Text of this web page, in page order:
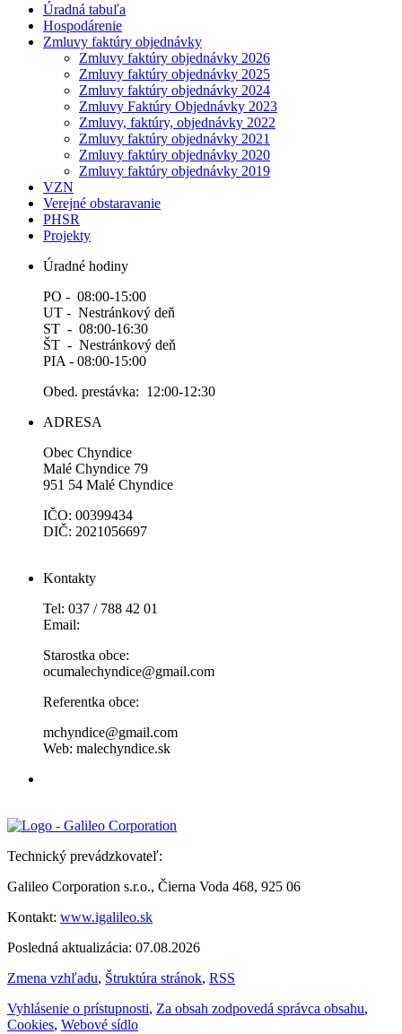
Úradná tabuľa
Hospodárenie
Zmluvy faktúry objednávky
Zmluvy faktúry objednávky 2026
Zmluvy faktúry objednávky 2025
Zmluvy faktúry objednávky 2024
Zmluvy Faktúry Objednávky 2023
Zmluvy, faktúry, objednávky 2022
Zmluvy faktúry objednávky 2021
Zmluvy faktúry objednávky 2020
Zmluvy faktúry objednávky 2019
VZN
Verejné obstaravanie
PHSR
Projekty
Úradné hodiny
PO - 08:00-15:00
UT - Nestránkový deň
ST - 08:00-16:30
ŠT - Nestránkový deň
PIA - 08:00-15:00
Obed. prestávka: 12:00-12:30
ADRESA
Obec Chyndice
Malé Chyndice 79
951 54 Malé Chyndice
IČO: 00399434
DIČ: 2021056697
Kontakty
Tel: 037 / 788 42 01
Email:
Starostka obce:
ocumalechyndice@gmail.com
Referentka obce:
mchyndice@gmail.com
Web: malechyndice.sk
Technický prevádzkovateľ:
Galileo Corporation s.r.o., Čierna Voda 468, 925 06
Kontakt: www.igalileo.sk
Posledná aktualizácia: 07.08.2026
Zmena vzhľadu, Štruktúra stránok, RSS
Vyhlásenie o prístupnosti, Za obsah zodpovedá správca obsahu,
Cookies, Webové sídlo